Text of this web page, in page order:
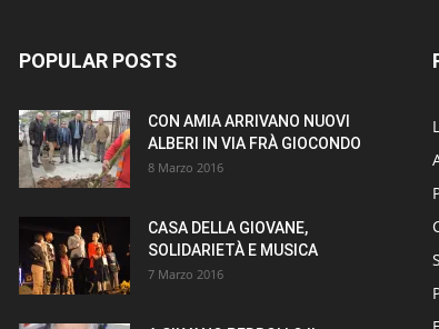
POPULAR POSTS
CON AMIA ARRIVANO NUOVI
ALBERI IN VIA FRÀ GIOCONDO
8 Marzo 2016
CASA DELLA GIOVANE,
SOLIDARIETÀ E MUSICA
7 Marzo 2016